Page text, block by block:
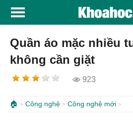
Quần áo mặc nhiều
không cần giặt
923
🏠 Công nghệ Công nghệ mới